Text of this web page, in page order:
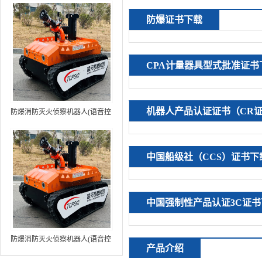
RXR-MC80BD（第7代）
防爆消防灭火侦察机器人(语音控
火焰）中型RXR-MC80BD（第8
代）
防爆消防灭火侦察机器人(语音控
制+跟随功能+5G控制+水炮跟踪
防爆证书下载
CPA计量器具型式批准证书
机器人产品认证证书（CR
中国船级社（CCS）证书下
中国强制性产品认证3C证
产品介绍